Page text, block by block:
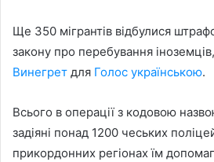
Ще 350 мігрантів відбулися
закону про перебування
Винегрет для Голос українською.
Всього в операції з кодовою
задіяні понад 1200 чеських
прикордонних регіонах їм